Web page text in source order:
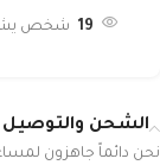
19 شخص
الشحن والتوصيل
نحن دائماً جاهزون